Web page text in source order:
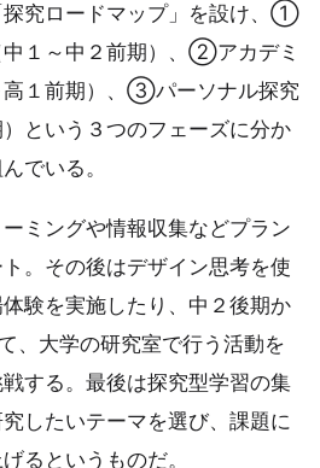
探究ロードマップ」を設け、①
中１～中２前期）、②アカデミ
高１前期）、③パーソナル探究
）という３つのフェーズに分か
でいる。
ミングや情報収集などプラン
。その後はデザイン思考を使
験を実施したり、中２後期か
、大学の研究室で行う活動を
する。最後は探究型学習の集
したいテーマを選び、課題に
るというものだ。